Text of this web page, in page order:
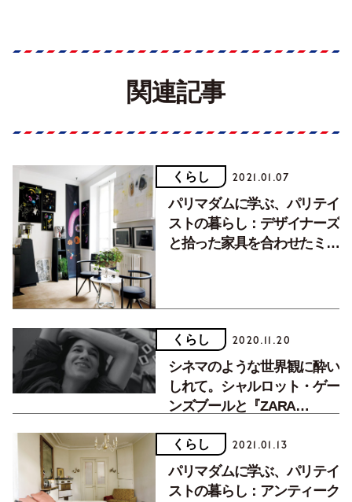
関連記事
くらし 2021.01.07
パリマダムに学ぶ、パリテイ
ストの暮らし：デザイナーズ
と拾った家具を合わせたミッ
くらし 2020.11.20
シネマのような世界観に酔い
しれて。シャルロット・ゲー
ンズブールと『ZARA
くらし 2021.01.13
パリマダムに学ぶ、パリテイ
ストの暮らし：アンティーク